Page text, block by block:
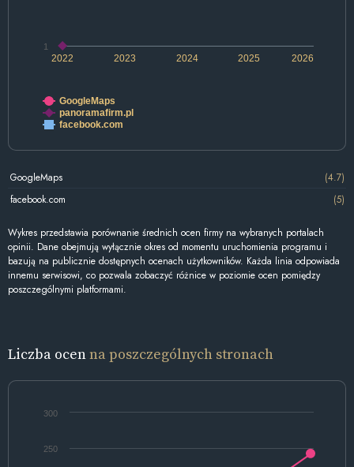
2022 2024 2026
2023 2025
1
GoogleMaps
panoramafirm.pl
facebook.com
GoogleMaps
(4.7)
facebook.com
(5)
Wykres przedstawia porównanie średnich ocen firmy na wybranych portalach
opinii. Dane obejmują wyłącznie okres od momentu uruchomienia programu i
bazują na publicznie dostępnych ocenach użytkowników. Każda linia odpowiada
innemu serwisowi, co pozwala zobaczyć różnice w poziomie ocen pomiędzy
poszczególnymi platformami.
Liczba ocenna poszczególnych stronach
250
300